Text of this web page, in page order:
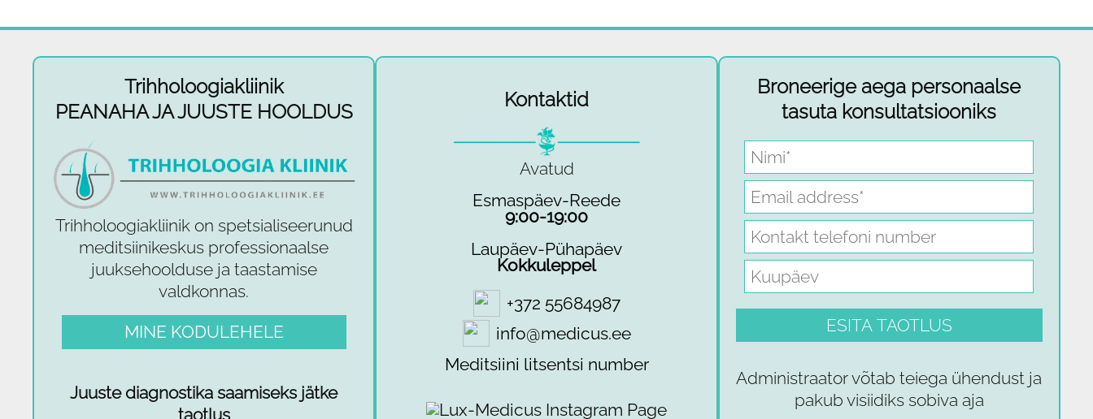
Trihholoogiakliinik
PEANAHA JA JUUSTE HOOLDUS
Trihholoogiakliinik on spetsialiseerunud
meditsiinikeskus professionaalse
juuksehoolduse ja taastamise
valdkonnas.
MINE KODULEHELE
Juuste diagnostika saamiseks jätke
taotlus
Kontaktid
Avatud
Esmaspäev-Reede
9:00-19:00
Laupäev-Pühapäev
Kokkuleppel
+372 55684987
info@medicus.ee
Meditsiini litsentsi number
Broneerige aega personaalse
tasuta konsultatsiooniks
Administraator võtab teiega ühendust ja
pakub visiidiks sobiva aja